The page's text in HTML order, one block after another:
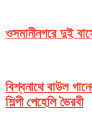
ওসমানীনগরে দুই
বিশ্বনাথে বাউল
শিল্পী পেহেলি ভৈরবী